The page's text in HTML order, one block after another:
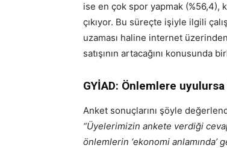
ise en çok spor yapmak (%56,4),
çıkıyor. Bu süreçte işiyle ilgili
uzaması haline internet
satışının artacağını konusunda
GYİAD: Önlemlere
Anket sonuçlarını şöyle
“Üyelerimizin ankete verdiği
önlemlerin ‘ekonomi